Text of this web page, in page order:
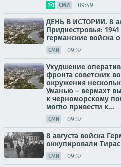
СМИ 09:49
ДЕНЬ В ИСТОРИИ. 8
Приднестровья:
германские войска
СМИ 09:37
Ухудшение
фронта советских
окружения
Уманью – вермахт
к черноморскому
могло привести к...
СМИ 09:37
8 августа войска
оккупировали
СМИ 09:37